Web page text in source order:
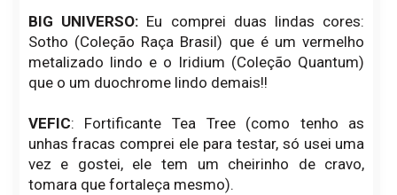
BIG UNIVERSO:Eu comprei duas lindas cores:
Sotho (Coleção Raça Brasil) que é um vermelho
metalizado lindo e o Iridium (Coleção Quantum)
que o um duochrome lindo demais!!
VEFIC: Fortificante Tea Tree (como tenho as
unhas fracas comprei ele para testar, só usei uma
vez e gostei, ele tem um cheirinho de cravo,
tomara que fortaleça mesmo).